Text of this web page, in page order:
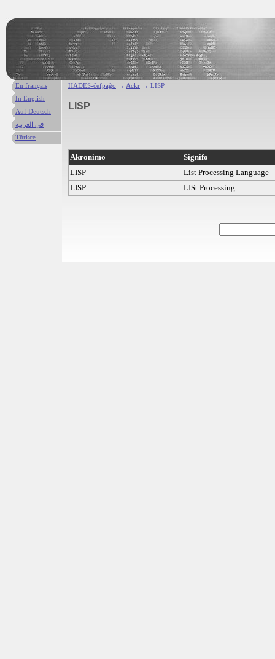
HADES-ĉefpaĝo → Ackr → LISP
LISP
Akronimo
Signifo
LISP
List Processing Language
LISP
LISt Processing
En français
In English
Auf Deutsch
في العربية
Türkce